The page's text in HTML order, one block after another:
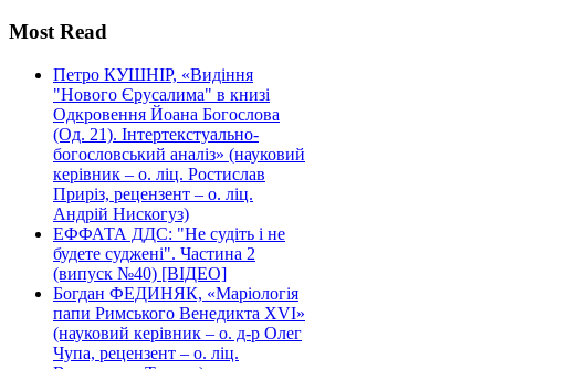
Most Read
Петро КУШНІР, «Видіння
"Нового Єрусалима" в книзі
Одкровення Йоана Богослова
(Од. 21). Інтертекстуально-
богословський аналіз» (науковий
керівник – о. ліц. Ростислав
Приріз, рецензент – о. ліц.
Андрій Нискогуз)
ЕФФАТА ДДС: "Не судіть і не
будете суджені". Частина 2
(випуск №40) [ВІДЕО]
Богдан ФЕДИНЯК, «Маріологія
папи Римського Венедикта XVI»
(науковий керівник – о. д-р Олег
Чупа, рецензент – о. ліц.